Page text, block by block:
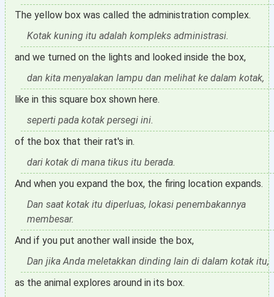
The yellow box was called the administration complex.
Kotak kuning itu adalah kompleks administrasi.
and we turned on the lights and looked inside the box,
dan kita menyalakan lampu dan melihat ke dalam kotak,
like in this square box shown here.
seperti pada kotak persegi ini.
of the box that their rat's in.
dari kotak di mana tikus itu berada.
And when you expand the box, the firing location expands.
Dan saat kotak itu diperluas, lokasi penembakannya
membesar.
And if you put another wall inside the box,
Dan jika Anda meletakkan dinding lain di dalam kotak itu,
as the animal explores around in its box.